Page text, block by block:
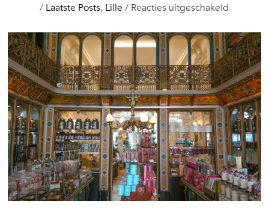
/ Laatste Posts, Lille/ Reacties uitgeschakeld
te
doen
in
Lille:
hotspots
en
tips
voor
je